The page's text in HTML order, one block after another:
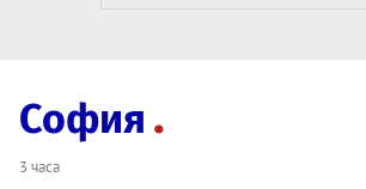
София
3 часа